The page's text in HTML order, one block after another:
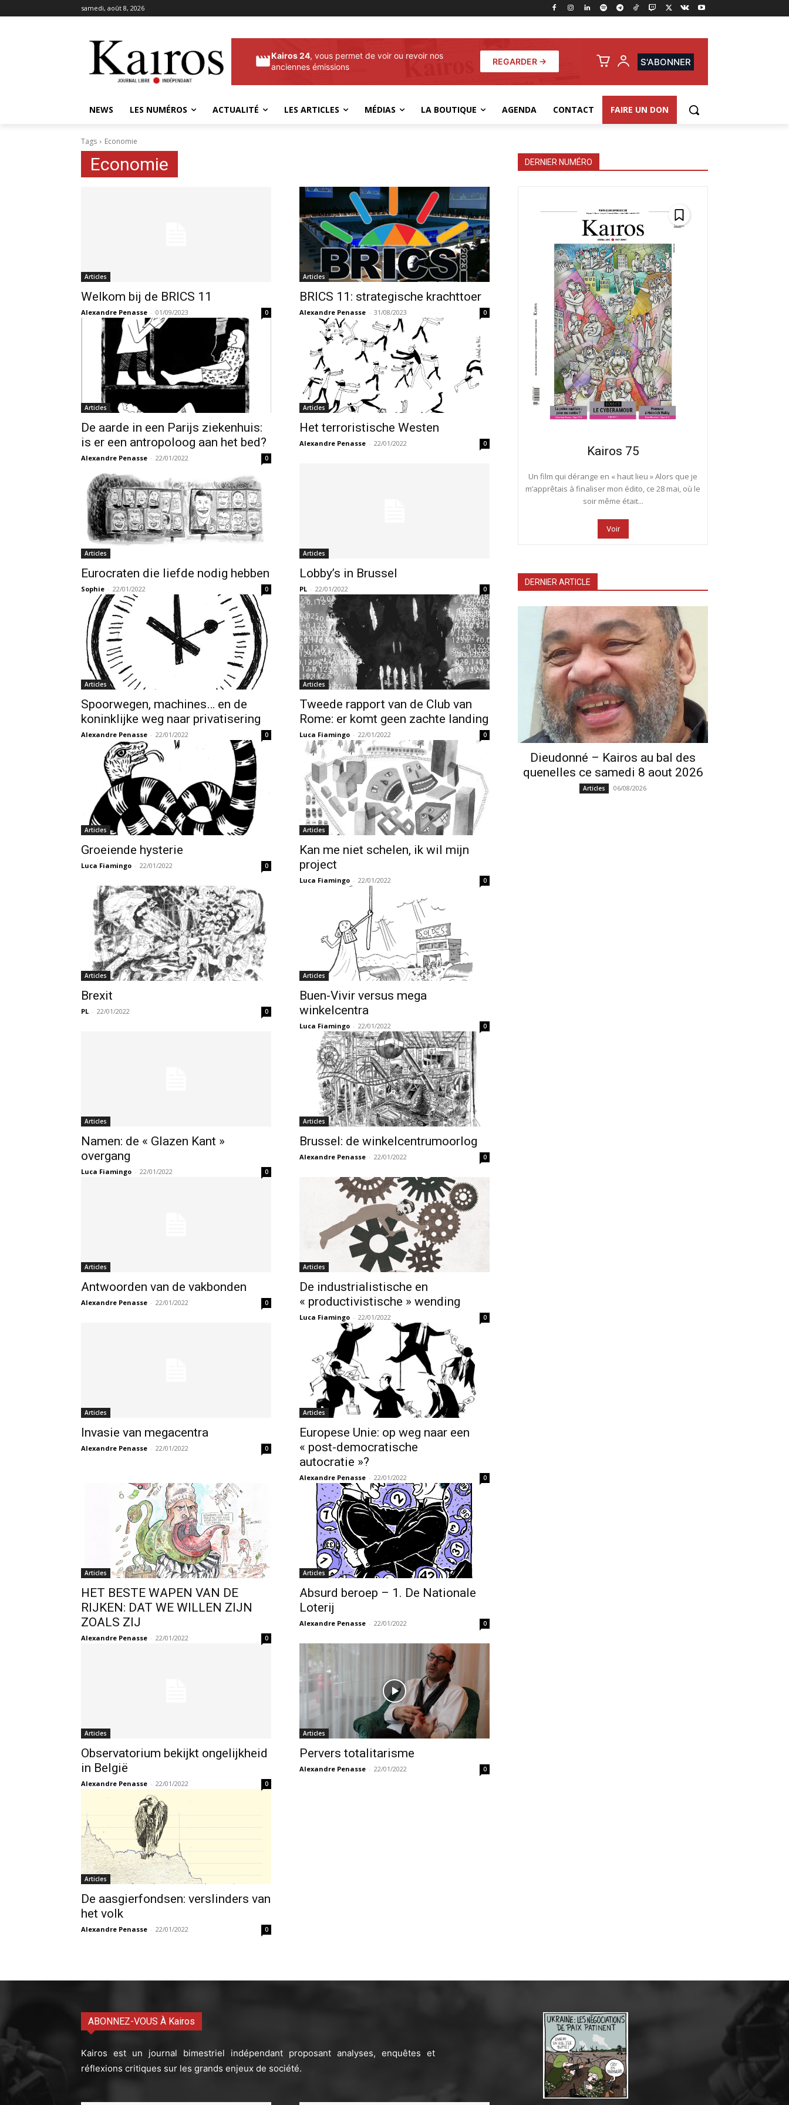
samedi, août 8, 2026
Kairos 24, vous permet de voir ou revoir nos
anciennes émissions
REGARDER → S'ABONNER
NEWS LES NUMÉROS ACTUALITÉ LES ARTICLES MÉDIAS LA BOUTIQUE AGENDA CONTACT FAIRE UN DON
Tags Economie
Economie
Articles
Welkom bij de BRICS 11
Alexandre Penasse - 01/09/2023 0
Articles
BRICS 11: strategische krachttoer
Alexandre Penasse - 31/08/2023 0
Articles
De aarde in een Parijs ziekenhuis:
is er een antropoloog aan het bed?
Alexandre Penasse - 22/01/2022 0
Articles
Het terroristische Westen
Alexandre Penasse - 22/01/2022 0
Articles
Eurocraten die liefde nodig hebben
Sophie - 22/01/2022 0
Articles
Lobby’s in Brussel
PL - 22/01/2022 0
Articles
Spoorwegen, machines… en de
koninklijke weg naar privatisering
Alexandre Penasse - 22/01/2022 0
Articles
Tweede rapport van de Club van
Rome: er komt geen zachte landing
Luca Fiamingo - 22/01/2022 0
Articles
Groeiende hysterie
Luca Fiamingo - 22/01/2022 0
Articles
Kan me niet schelen, ik wil mijn
project
Luca Fiamingo - 22/01/2022 0
Articles
Brexit
PL - 22/01/2022 0
Articles
Buen-Vivir versus mega
winkelcentra
Luca Fiamingo - 22/01/2022 0
Articles
Namen: de « Glazen Kant »
overgang
Luca Fiamingo - 22/01/2022 0
Articles
Brussel: de winkelcentrumoorlog
Alexandre Penasse - 22/01/2022 0
Articles
Antwoorden van de vakbonden
Alexandre Penasse - 22/01/2022 0
Articles
De industrialistische en
« productivistische » wending
Luca Fiamingo - 22/01/2022 0
Articles
Invasie van megacentra
Alexandre Penasse - 22/01/2022 0
Articles
Europese Unie: op weg naar een
« post-democratische
autocratie »?
Alexandre Penasse - 22/01/2022 0
Articles
HET BESTE WAPEN VAN DE
RIJKEN: DAT WE WILLEN ZIJN
ZOALS ZIJ
Alexandre Penasse - 22/01/2022 0
Articles
Absurd beroep – 1. De Nationale
Loterij
Alexandre Penasse - 22/01/2022 0
Articles
Observatorium bekijkt ongelijkheid
in België
Alexandre Penasse - 22/01/2022 0
Articles
Pervers totalitarisme
Alexandre Penasse - 22/01/2022 0
Articles
De aasgierfondsen: verslinders van
het volk
Alexandre Penasse - 22/01/2022 0
DERNIER NUMÉRO
Kairos 75
Un film qui dérange en « haut lieu » Alors que je
m’apprêtais à finaliser mon édito, ce 28 mai, où le
soir même était...
Voir
DERNIER ARTICLE
Dieudonné – Kairos au bal des
quenelles ce samedi 8 aout 2026
Articles 06/08/2026
ABONNEZ-VOUS À Kairos
Kairos est un journal bimestriel indépendant proposant analyses, enquêtes et
réflexions critiques sur les grands enjeux de société.